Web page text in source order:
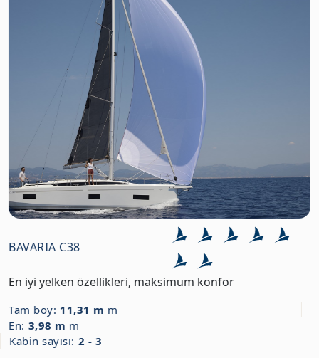
BAVARIA C38
En iyi yelken özellikleri, maksimum konfor
Tam boy: 11,31 m m
En: 3,98 m m
Kabin sayısı: 2 - 3